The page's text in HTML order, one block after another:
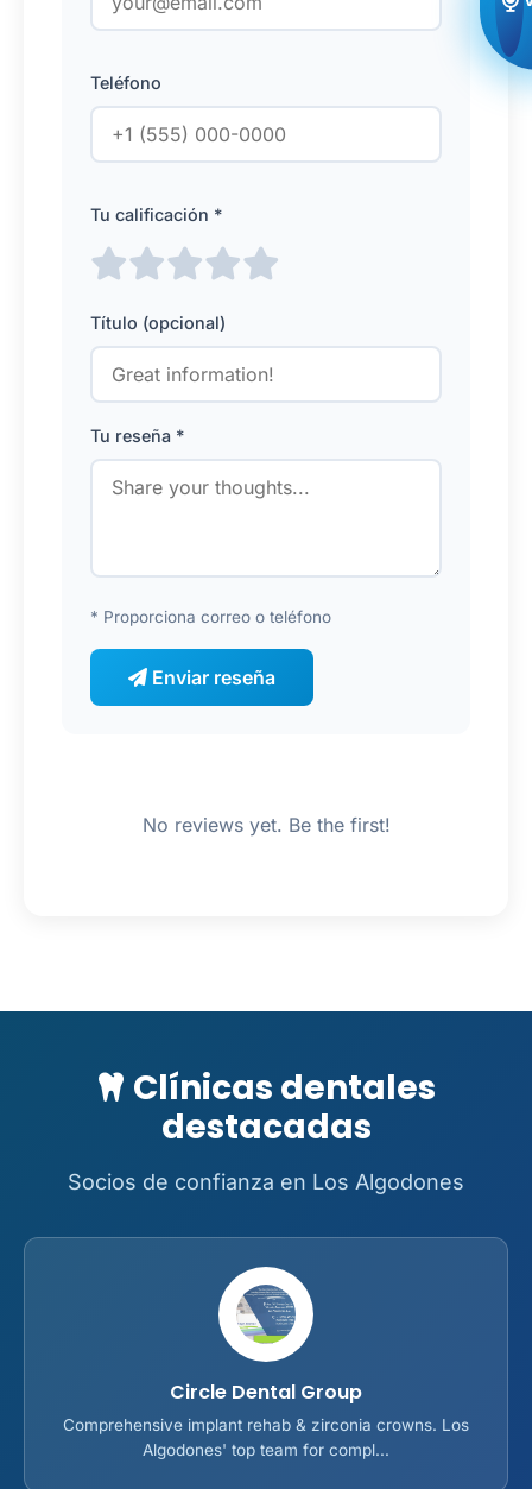
Teléfono
Tu calificación *
Título (opcional)
Tu reseña *
* Proporciona correo o teléfono
Enviar reseña
No reviews yet. Be the first!
Clínicas dentales
destacadas
Socios de confianza en Los Algodones
Circle Dental Group
Comprehensive implant rehab & zirconia crowns. Los
Algodones' top team for compl...